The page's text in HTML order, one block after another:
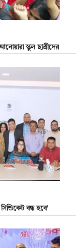
স্কুল ছাত্রীদের
বন্ধ হবে’